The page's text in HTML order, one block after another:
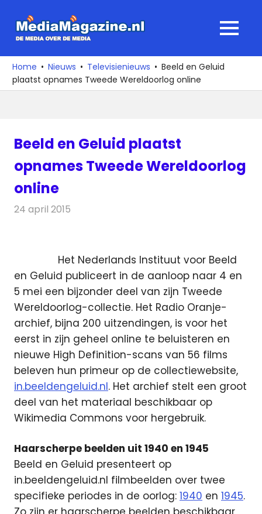
naar
media
over
de
MENU
Home Nieuws Televisienieuws
Beeld en Geluid
plaatst opnames Tweede Wereldoorlog online
Beeld en Geluid plaatst
opnames Tweede Wereldoorlog
online
24 april 2015
Het Nederlands Instituut voor Beeld
en Geluid publiceert in de aanloop naar 4 en
5 mei een bijzonder deel van zijn Tweede
Wereldoorlog-collectie. Het Radio Oranje-
archief, bijna 200 uitzendingen, is voor het
eerst in zijn geheel online te beluisteren en
nieuwe High Definition-scans van 56 films
beleven hun primeur op de collectiewebsite,
in.beeldengeluid.nl. Het archief stelt een groot
deel van het materiaal beschikbaar op
Wikimedia Commons voor hergebruik.
Haarscherpe beelden uit 1940 en 1945
Beeld en Geluid presenteert op
in.beeldengeluid.nl filmbeelden over twee
specifieke periodes in de oorlog: 1940 en 1945.